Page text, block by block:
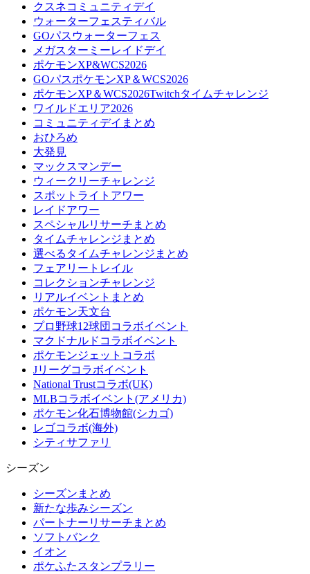
クスネコミュニティデイ
ウォーターフェスティバル
GOパスウォーターフェス
メガスターミーレイドデイ
ポケモンXP&WCS2026
GOパスポケモンXP＆WCS2026
ポケモンXP＆WCS2026Twitchタイムチャレンジ
ワイルドエリア2026
コミュニティデイまとめ
おひろめ
大発見
マックスマンデー
ウィークリーチャレンジ
スポットライトアワー
レイドアワー
スペシャルリサーチまとめ
タイムチャレンジまとめ
選べるタイムチャレンジまとめ
フェアリートレイル
コレクションチャレンジ
リアルイベントまとめ
ポケモン天文台
プロ野球12球団コラボイベント
マクドナルドコラボイベント
ポケモンジェットコラボ
Jリーグコラボイベント
National Trustコラボ(UK)
MLBコラボイベント(アメリカ)
ポケモン化石博物館(シカゴ)
レゴコラボ(海外)
シティサファリ
シーズン
シーズンまとめ
新たな歩みシーズン
パートナーリサーチまとめ
ソフトバンク
イオン
ポケふたスタンプラリー